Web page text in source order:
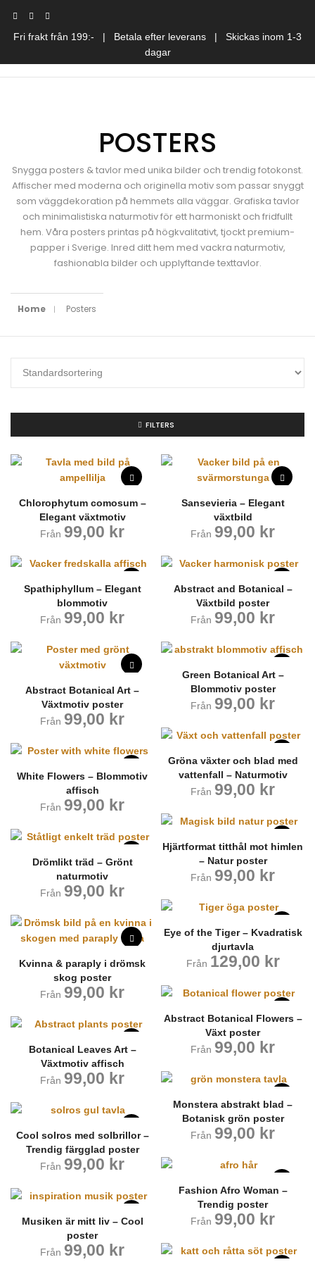
Fri frakt från 199:- | Betala efter leverans | Skickas inom 1-3
dagar
POSTERS
Snygga posters & tavlor med unika bilder och trendig fotokonst.
Affischer med moderna och originella motiv som passar snyggt
som väggdekoration på hemmets alla väggar. Grafiska tavlor
och minimalistiska naturmotiv för ett harmoniskt och fridfullt
hem. Våra posters printas på högkvalitativt, tjockt premium-
papper i Sverige. Inred ditt hem med vackra naturmotiv,
fashionabla bilder och upplyftande texttavlor.
Home Posters
FILTERS
Chlorophytum comosum –
Elegant växtmotiv
Från 99,00 kr
Sansevieria – Elegant
växtbild
Från 99,00 kr
Spathiphyllum – Elegant
blommotiv
Från 99,00 kr
Abstract and Botanical –
Växtbild poster
Från 99,00 kr
Abstract Botanical Art –
Växtmotiv poster
Från 99,00 kr
Green Botanical Art –
Blommotiv poster
Från 99,00 kr
Gröna växter och blad med
vattenfall – Naturmotiv
Från 99,00 kr
White Flowers – Blommotiv
affisch
Från 99,00 kr
Hjärtformat titthål mot himlen
– Natur poster
Från 99,00 kr
Drömlikt träd – Grönt
naturmotiv
Från 99,00 kr
Eye of the Tiger – Kvadratisk
djurtavla
Från 129,00 kr
Kvinna & paraply i drömsk
skog poster
Från 99,00 kr
Abstract Botanical Flowers –
Växt poster
Från 99,00 kr
Botanical Leaves Art –
Växtmotiv affisch
Från 99,00 kr
Monstera abstrakt blad –
Botanisk grön poster
Från 99,00 kr
Cool solros med solbrillor –
Trendig färgglad poster
Från 99,00 kr
Fashion Afro Woman –
Trendig poster
Från 99,00 kr
Musiken är mitt liv – Cool
poster
Från 99,00 kr